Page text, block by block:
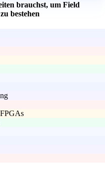
brauchst, um Field
bestehen